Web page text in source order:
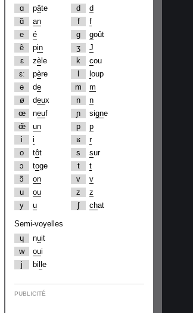
ɑ
pâte
ɑ̃
an
e
é
ẽ
pin
ɛ
zè le
ɛː
père
ə
de
ø
deux
œ
neuf
œ̃
un
i
i
o
tôt
ɔ
toge
ɔ̃
on
u
ou
y
u
d
d
f
f
g
goût
ʒ
J
k
cou
oup
m
m
n
n
ɲ
signe
p
p
ʁ
r
s
sur
t
t
v
v
z
z
ʃ
chat
Semi-voyelles
ɥ
nuit
w
oui
j
bi e
PUBLICITÉ